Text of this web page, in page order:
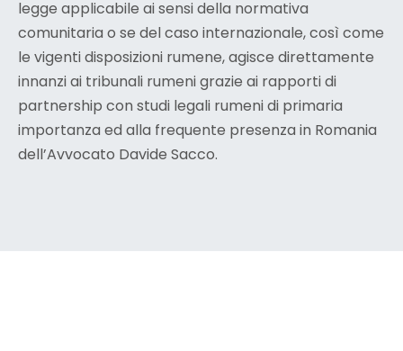
legge applicabile ai sensi della normativa
comunitaria o se del caso internazionale, così come
le vigenti disposizioni rumene, agisce direttamente
innanzi ai tribunali rumeni grazie ai rapporti di
partnership con studi legali rumeni di primaria
importanza ed alla frequente presenza in Romania
dell’Avvocato Davide Sacco.